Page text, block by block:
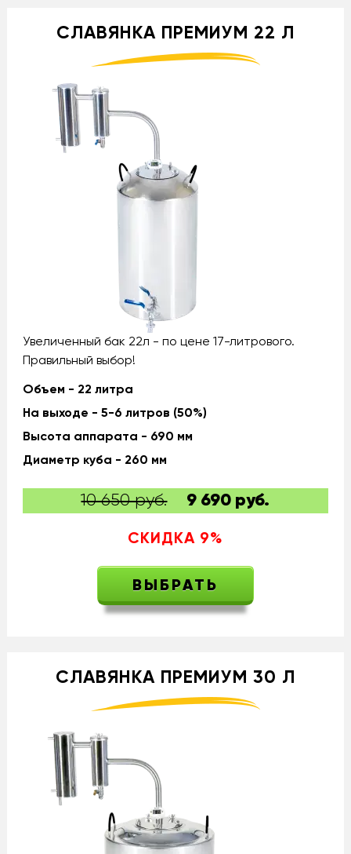
СЛАВЯНКА ПРЕМИУМ 22 Л
Увеличенный бак 22л - по цене 17-литрового.
Правильный выбор!
Объем - 22 литра
На выходе - 5-6 литров (50%)
Высота аппарата - 690 мм
Диаметр куба - 260 мм
10 650 руб. 9 690 руб.
СКИДКА 9%
ВЫБРАТЬ
СЛАВЯНКА ПРЕМИУМ 30 Л